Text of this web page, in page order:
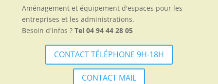
Aménagement et équipement d'espaces pour les
entreprises et les administrations.
Besoin d'infos ? Tel 04 94 44 28 05
CONTACT TÉLÉPHONE 9H-18H
CONTACT MAIL